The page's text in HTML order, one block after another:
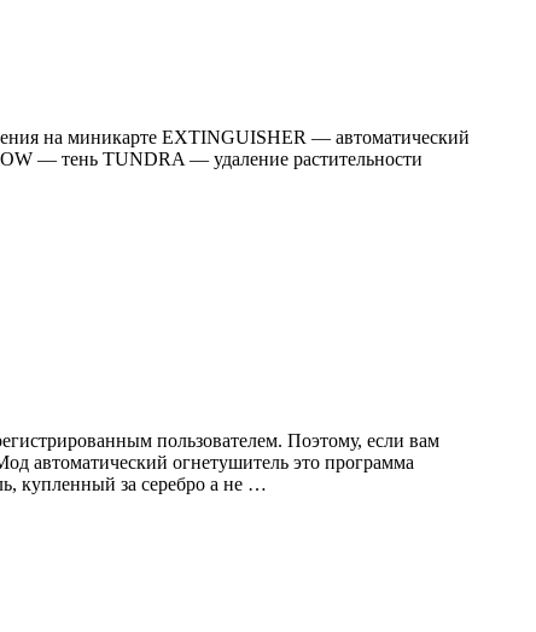
на миникарте EXTINGUISHER — автоматический
— тень TUNDRA — удаление растительности
пользователем. Поэтому, если вам
автоматический огнетушитель это программа
купленный за серебро а не …